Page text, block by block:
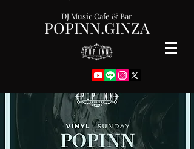
POPINN.GINZA
DJ Music Cafe & Bar